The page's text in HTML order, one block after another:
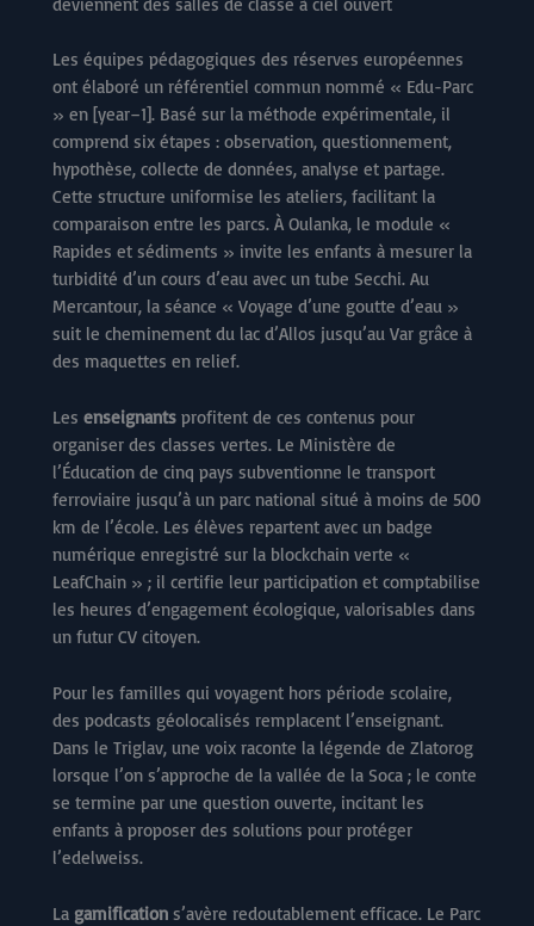
Les équipes pédagogiques des réserves européennes
ont élaboré un référentiel commun nommé « Edu-Parc
» en [year–1]. Basé sur la méthode expérimentale, il
comprend six étapes : observation, questionnement,
hypothèse, collecte de données, analyse et partage.
Cette structure uniformise les ateliers, facilitant la
comparaison entre les parcs. À Oulanka, le module «
Rapides et sédiments » invite les enfants à mesurer la
turbidité d’un cours d’eau avec un tube Secchi. Au
Mercantour, la séance « Voyage d’une goutte d’eau »
suit le cheminement du lac d’Allos jusqu’au Var grâce à
des maquettes en relief.
Les enseignants profitent de ces contenus pour
organiser des classes vertes. Le Ministère de
l’Éducation de cinq pays subventionne le transport
ferroviaire jusqu’à un parc national situé à moins de 500
km de l’école. Les élèves repartent avec un badge
numérique enregistré sur la blockchain verte «
LeafChain » ; il certifie leur participation et comptabilise
les heures d’engagement écologique, valorisables dans
un futur CV citoyen.
Pour les familles qui voyagent hors période scolaire,
des podcasts géolocalisés remplacent l’enseignant.
Dans le Triglav, une voix raconte la légende de Zlatorog
lorsque l’on s’approche de la vallée de la Soca ; le conte
se termine par une question ouverte, incitant les
enfants à proposer des solutions pour protéger
l’edelweiss.
La gamification s’avère redoutablement efficace. Le Parc